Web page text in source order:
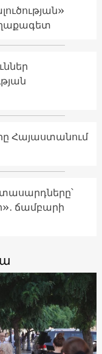
Հայաստանում
ճամբարի